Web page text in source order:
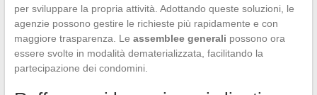
per sviluppare la propria attività. Adottando queste soluzioni, le
agenzie possono gestire le richieste più rapidamente e con
maggiore trasparenza. Le assemblee generali possono ora
essere svolte in modalità dematerializzata, facilitando la
partecipazione dei condomini.